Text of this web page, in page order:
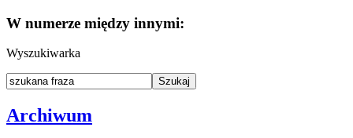
W numerze między innymi:
Wyszukiwarka
Archiwum